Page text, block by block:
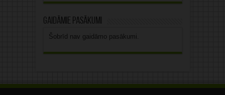
Gaidāmie pasākumi
Šobrīd nav gaidāmo pasākumi.